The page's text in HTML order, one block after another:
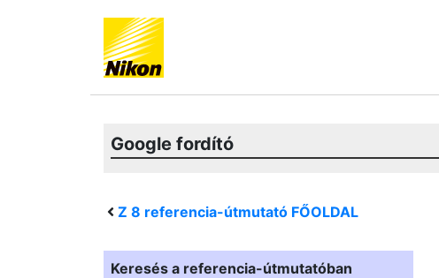
Google fordító
Z 8 referencia-útmutató FŐOLDAL
Keresés a referencia-útmutatóban